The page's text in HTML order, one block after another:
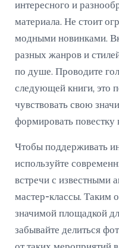
интересного и
материала. Не стоит
модными новинками.
разных жанров и
по душе. Проводите
следующей книги, это
чувствовать свою
формировать повестку
Чтобы поддерживать
используйте
встречи с известными
мастер-классы. Таким
значимой площадкой
забывайте делиться